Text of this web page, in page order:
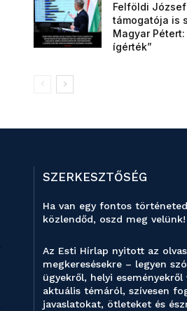
Felföldi
támogatója is
Magyar Pétert:
ígérték”
SZERKESZTŐSÉG
Ha van egy fontos
közlendőd, oszd meg velünk!
Az Esti Hírlap nyitott az
megkeresésekre – legyen
ügyekről, helyi eseményekről
aktuális témáról, szívesen
javaslatokat, ötleteket és